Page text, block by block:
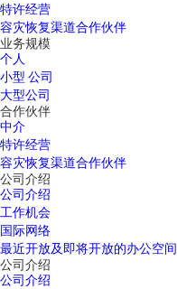
特许经营
容灾恢复渠道合作伙伴
业务规模
个人
小型 公司
大型公司
合作伙伴
中介
特许经营
容灾恢复渠道合作伙伴
公司介绍
公司介绍
工作机会
国际网络
最近开放及即将开放的办公空间
公司介绍
公司介绍